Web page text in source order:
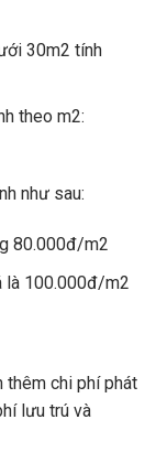
30m2 tính
theo m2:
như sau:
80.000đ/m2
là 100.000đ/m2
thêm chi phí phát
lưu trú và